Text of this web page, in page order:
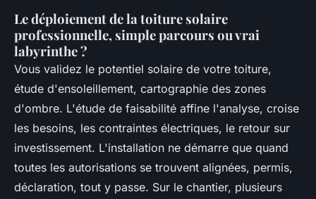
Le déploiement de la toiture solaire
professionnelle, simple parcours ou vrai
labyrinthe ?
Vous validez le potentiel solaire de votre toiture,
étude d'ensoleillement, cartographie des zones
d'ombre. L'étude de faisabilité affine l'analyse, croise
les besoins, les contraintes électriques, le retour sur
investissement. L'installation ne démarre que quand
toutes les autorisations se trouvent alignées, permis,
déclaration, tout y passe. Sur le chantier, plusieurs